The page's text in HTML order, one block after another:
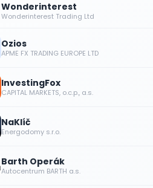
Wonderinterest
Wonderinterest Trading Ltd
Ozios
APME FX TRADING EUROPE LTD
InvestingFox
CAPITAL MARKETS, o.c.p., a.s.
NaKlíč
Energodomy s.r.o.
Barth Operák
Autocentrum BARTH a.s.